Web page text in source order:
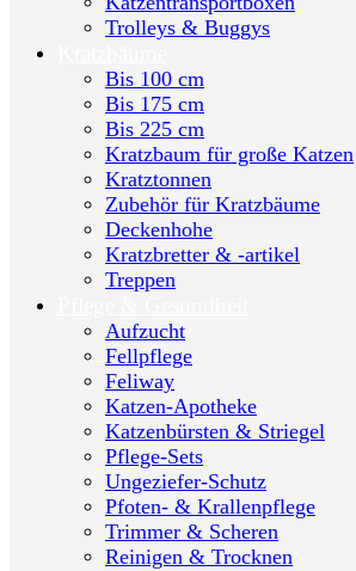
Trolleys & Buggys
Bis 100 cm
Bis 175 cm
Bis 225 cm
Kratzbaum für große Katzen
Kratztonnen
Zubehör für Kratzbäume
Deckenhohe
Kratzbretter & -artikel
Treppen
Aufzucht
Fellpflege
Feliway
Katzen-Apotheke
Katzenbürsten & Striegel
Pflege-Sets
Ungeziefer-Schutz
Pfoten- & Krallenpflege
Trimmer & Scheren
Reinigen & Trocknen